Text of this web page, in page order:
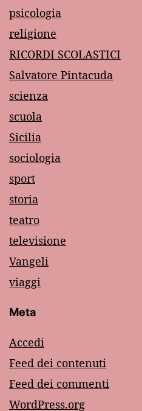
psicologia
religione
RICORDI SCOLASTICI
Salvatore Pintacuda
scienza
scuola
Sicilia
sociologia
sport
storia
teatro
televisione
Vangeli
viaggi
Meta
Accedi
Feed dei contenuti
Feed dei commenti
WordPress.org